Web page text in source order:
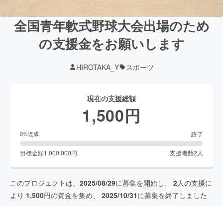
全国青年軟式野球大会出場のため
の支援金をお願いします
HIROTAKA_Y スポーツ
現在の支援総額
1,500円
0%達成 終了
目標金額1,000,000円 支援者数2 人
このプロジェクトは、 2025/08/29に募集を開始し、 2人の支援に
より 1,500円の資金を集め、 2025/10/31に募集を終了しました